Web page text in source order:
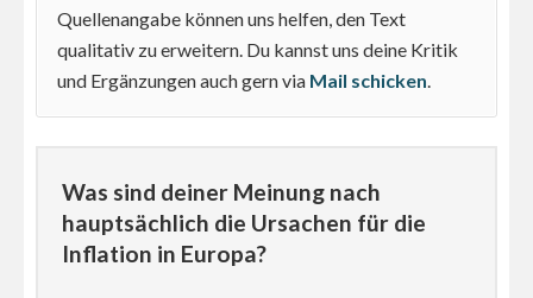
Quellenangabe können uns helfen, den Text
qualitativ zu erweitern. Du kannst uns deine Kritik
und Ergänzungen auch gern via Mail schicken
Was sind deiner Meinung nach
hauptsächlich die Ursachen für die
Inflation in Europa?